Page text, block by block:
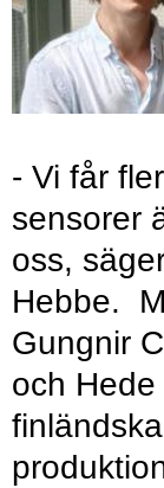
- Vi får
sensorer
oss,
Hebbe.
Gungnir
och